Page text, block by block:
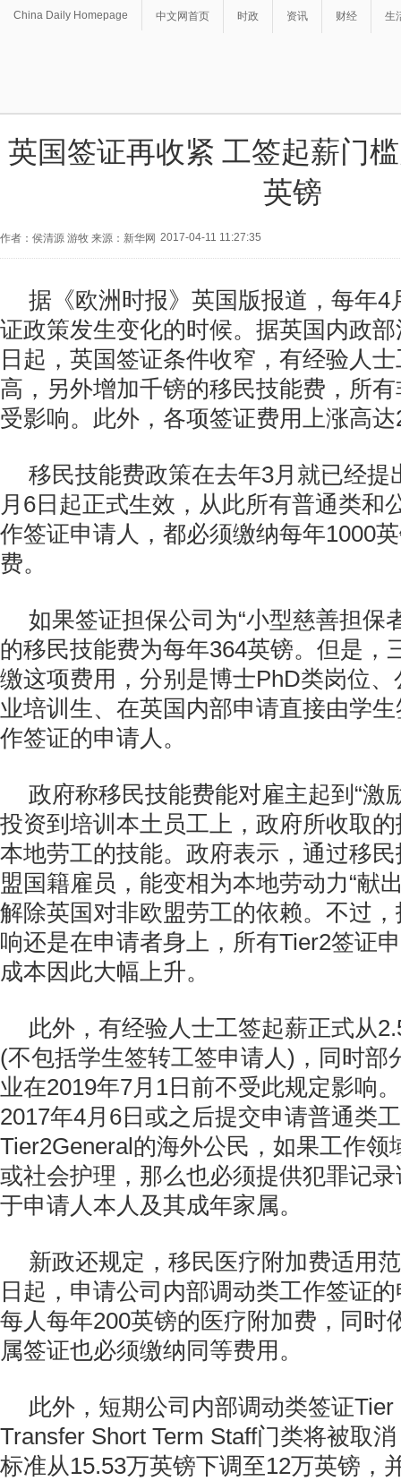
China Daily Homepage 中文网首页 时政 资讯 财经 生
英国签证再收紧 工签起薪门
英镑
作者：侯清源 游牧 来源：新华网 2017-04-11 11:27:35
据《欧洲时报》英国版报道，每年4
证政策发生变化的时候。据英国内政
日起，英国签证条件收窄，有经验人
高，另外增加千镑的移民技能费，所
受影响。此外，各项签证费用上涨高
移民技能费政策在去年3月就已经提
月6日起正式生效，从此所有普通类和
作签证申请人，都必须缴纳每年1000
费。
如果签证担保公司为“小型慈善担保
的移民技能费为每年364英镑。但是，
缴这项费用，分别是博士PhD类岗位
业培训生、在英国内部申请直接由学
作签证的申请人。
政府称移民技能费能对雇主起到“激
投资到培训本土员工上，政府所收取
本地劳工的技能。政府表示，通过移
盟国籍雇员，能变相为本地劳动力“献
解除英国对非欧盟劳工的依赖。不过
响还是在申请者身上，所有Tier2签证
成本因此大幅上升。
此外，有经验人士工签起薪正式从
(不包括学生签转工签申请人)，同时部
业在2019年7月1日前不受此规定影响
2017年4月6日或之后提交申请普通类
Tier2General的海外公民，如果工作领
或社会护理，那么也必须提供犯罪记
于申请人本人及其成年家属。
新政还规定，移民医疗附加费适用
日起，申请公司内部调动类工作签证
每人每年200英镑的医疗附加费，同时
属签证也必须缴纳同等费用。
此外，短期公司内部调动类签证
Transfer Short Term Staff门类将被取
标准从15.53万英镑下调至12万英镑，